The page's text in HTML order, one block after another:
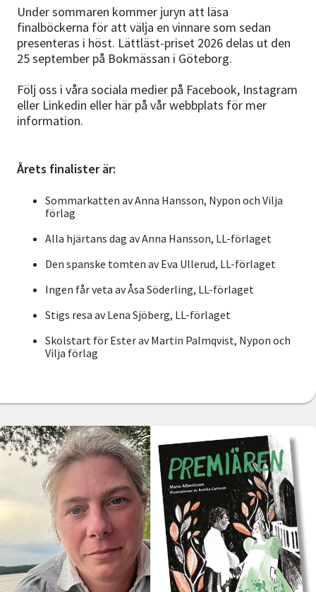
Under sommaren kommer juryn att läsa
finalböckerna för att välja en vinnare som sedan
presenteras i höst. Lättläst-priset 2026 delas ut den
25 september på Bokmässan i Göteborg.
Följ oss i våra sociala medier på Facebook, Instagram
eller Linkedin eller här på vår webbplats för mer
information.
Årets finalister är:
Sommarkatten av Anna Hansson, Nypon och Vilja
förlag
Alla hjärtans dag av Anna Hansson, LL-förlaget
Den spanske tomten av Eva Ullerud, LL-förlaget
Ingen får veta av Åsa Söderling, LL-förlaget
Stigs resa av Lena Sjöberg, LL-förlaget
Skolstart för Ester av Martin Palmqvist, Nypon och
Vilja förlag